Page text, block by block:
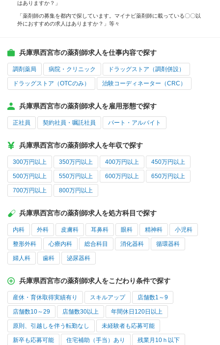
はありますか？」
「薬剤師の募集を都内で探しています。マイナビ薬剤師に載っている〇〇以
外におすすめの求人はありますか？」等々
兵庫県西宮市の薬剤師求人を仕事内容で探す
調剤薬局 病院・クリニック ドラッグストア（調剤併設）
ドラッグストア（OTCのみ） 治験コーディネーター（CRC）
兵庫県西宮市の薬剤師求人を雇用形態で探す
正社員 契約社員・嘱託社員 パート・アルバイト
兵庫県西宮市の薬剤師求人を年収で探す
300万円以上 350万円以上 400万円以上 450万円以上
500万円以上 550万円以上 600万円以上 650万円以上
700万円以上 800万円以上
兵庫県西宮市の薬剤師求人を処方科目で探す
内科 外科 皮膚科 耳鼻科 眼科 精神科 小児科
整形外科 心療内科 総合科目 消化器科 循環器科
婦人科 歯科 泌尿器科
兵庫県西宮市の薬剤師求人をこだわり条件で探す
産休・育休取得実績有り スキルアップ 店舗数1～9
店舗数10～29 店舗数30以上 年間休日120日以上
原則、引越しを伴う転勤なし 未経験者も応募可能
新卒も応募可能 住宅補助（手当）あり 残業月10ｈ以下